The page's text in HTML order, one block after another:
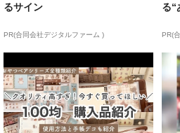
るサイン
PR(合同会社デジタルファーム )
る“
PR(